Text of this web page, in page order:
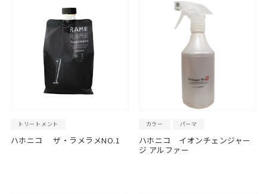
トリートメント
ハホニコ ザ・ラメラメNO.1
カラー パーマ
ハホニコ イオンチェンジャー
ジ アルファー